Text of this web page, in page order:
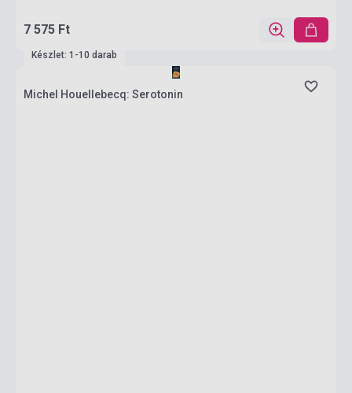
7 575 Ft
Készlet: 1-10 darab
Michel Houellebecq: Serotonin